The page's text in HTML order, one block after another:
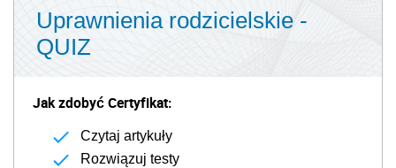
Uprawnienia rodzicielskie -
QUIZ
Jak zdobyć Certyfikat:
Czytaj artykuły
Rozwiązuj testy